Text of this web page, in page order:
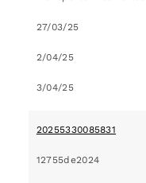
27/03/25
2/04/25
3/04/25
20255330085831
12755de2024